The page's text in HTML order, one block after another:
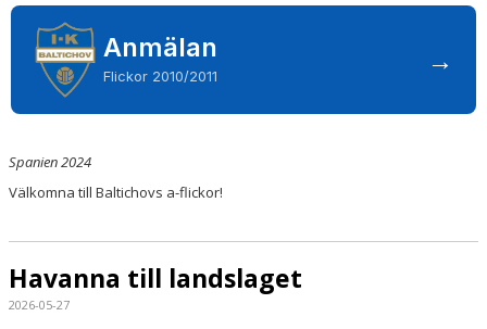
TRUPPEN
BILDGALLERI
KONTAKT
Anmälan
Flickor 2010/2011 →
Spanien 2024
Välkomna till Baltichovs a-flickor!
Havanna till landslaget
2026-05-27